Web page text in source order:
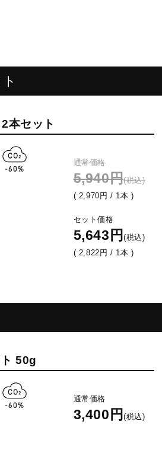
本セット
通常価格
5,940円(税込)
( 2,970円 / 1本 )
セット価格
5,643円(税込)
( 2,822円 / 1本 )
50g
通常価格
3,400円(税込)